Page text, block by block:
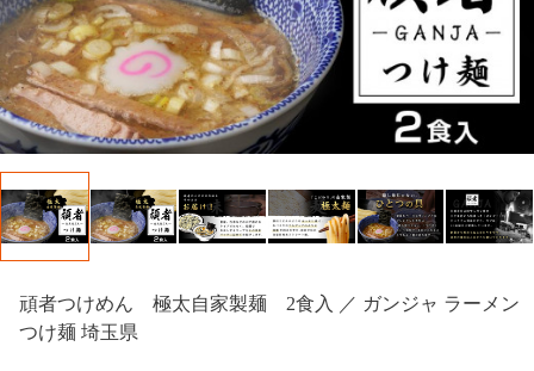
頑者つけめん 極太自家製麺 2食入 ／ ガンジャ ラーメン
つけ麺 埼玉県